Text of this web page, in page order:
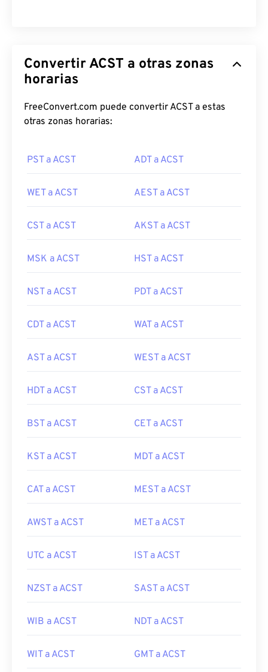
Convertir ACST a otras zonas
horarias
FreeConvert.com puede convertir ACST a estas
otras zonas horarias:
PST a ACST ADT a ACST
WET a ACST AEST a ACST
CST a ACST AKST a ACST
MSK a ACST HST a ACST
NST a ACST PDT a ACST
CDT a ACST WAT a ACST
AST a ACST WEST a ACST
HDT a ACST CST a ACST
BST a ACST CET a ACST
KST a ACST MDT a ACST
CAT a ACST MEST a ACST
AWST a ACST MET a ACST
UTC a ACST IST a ACST
NZST a ACST SAST a ACST
WIB a ACST NDT a ACST
WIT a ACST GMT a ACST